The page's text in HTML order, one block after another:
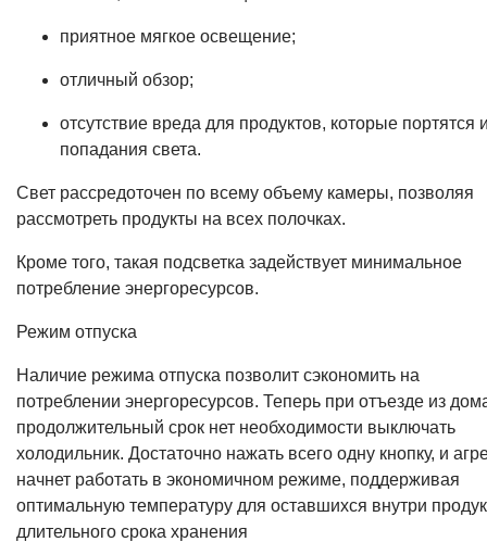
приятное мягкое освещение;
отличный обзор;
отсутствие вреда для продуктов, которые портятся
попадания света.
Свет рассредоточен по всему объему камеры, позволяя
рассмотреть продукты на всех полочках.
Кроме того, такая подсветка задействует минимальное
потребление энергоресурсов.
Режим отпуска
Наличие режима отпуска позволит сэкономить на
потреблении энергоресурсов. Теперь при отъезде из
продолжительный срок нет необходимости выключать
холодильник. Достаточно нажать всего одну кнопку, и
начнет работать в экономичном режиме, поддерживая
оптимальную температуру для оставшихся внутри
длительного срока хранения